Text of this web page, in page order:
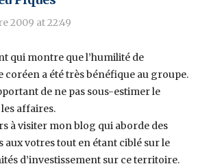
2009 at 22:49
qui montre que l’humilité de
coréen a été très bénéfique au groupe.
de ne pas sous-estimer le
affaires.
à visiter mon blog qui aborde des
aux votres tout en étant ciblé sur le
d’investissement sur ce territoire.